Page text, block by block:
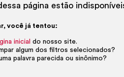
página estão
você já tentou:
inicial do nosso site.
algum dos filtros selecionados?
palavra parecida ou sinônimo?